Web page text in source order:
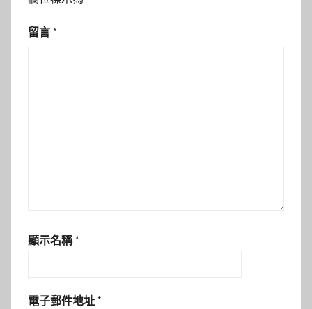
留言 *
顯示名稱 *
電子郵件地址 *